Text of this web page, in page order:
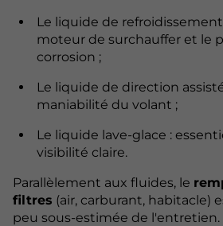
Le liquide de
moteur de surchauffer et le
corrosion ;
Le liquide de direction
maniabilité du volant ;
Le liquide lave-glace :
visibilité claire.
Parallèlement aux fluides, le
filtres (air, carburant, habitacle)
peu sous-estimée de l'entretien.